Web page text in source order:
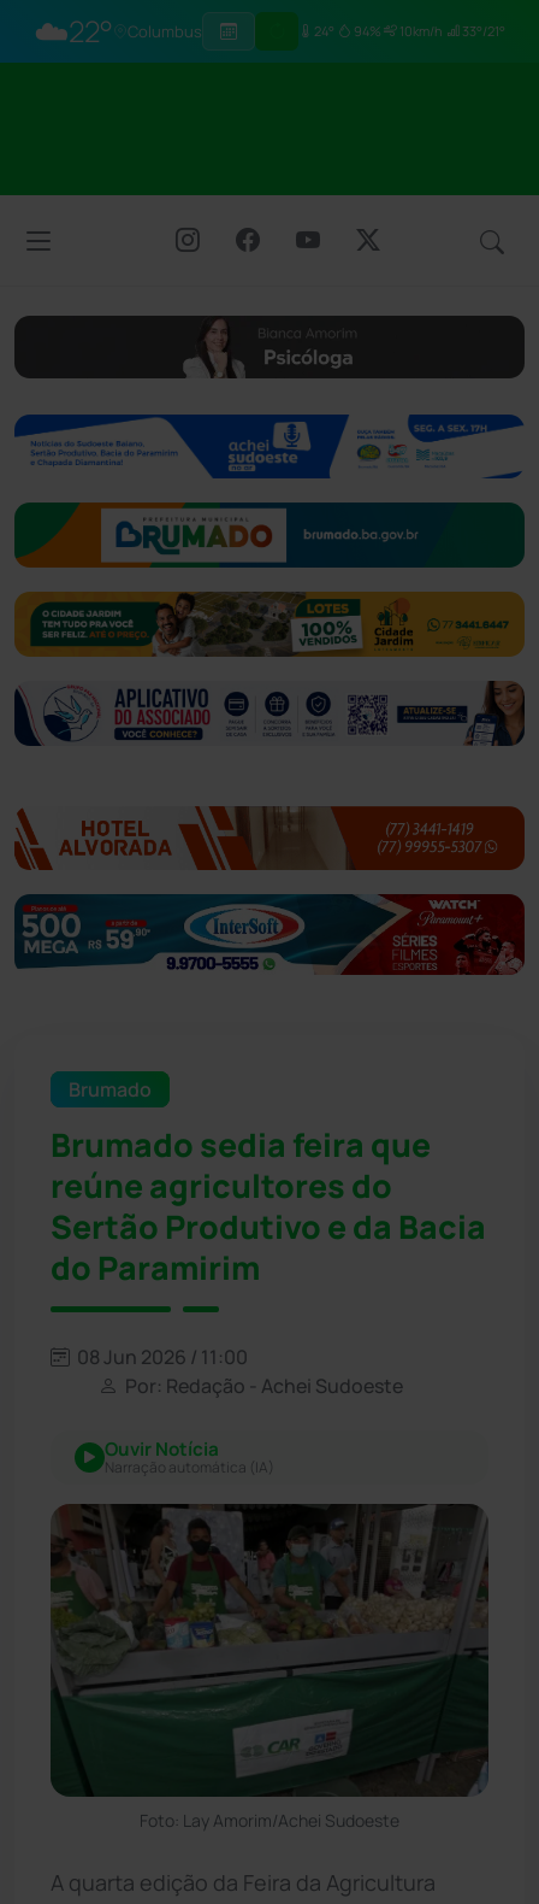
☁️22° Columbus 24° 94% 10km/h 33°/21°
Brumado
Brumado sedia feira que
reúne agricultores do
Sertão Produtivo e da Bacia
do Paramirim
08 Jun 2026 / 11:00
Por: Redação - Achei Sudoeste
Ouvir Notícia
Narração automática (IA)
Foto: Lay Amorim/Achei Sudoeste
A quarta edição da Feira da Agricultura